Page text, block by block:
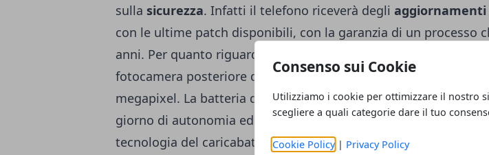
Consenso sui Cookie
Utilizziamo i cookie per ottimizzare il nostro
scegliere a quali categorie dare il tuo
Cookie Policy| Privacy Policy
sulla sicurezza. Infatti il telefono riceverà degli aggiornamenti
con le ultime patch disponibili, con la garanzia di un processo
anni. Per quanto riguarda il
fotocamera posteriore da 13 megapixel e una fotocamera
megapixel. La batteria del dispositivo consente di ottenere fino
giorno di autonomia ed integra un sistema diricarica rapida
tecnologia del caricabatterie TurboPower. Sarà possibile